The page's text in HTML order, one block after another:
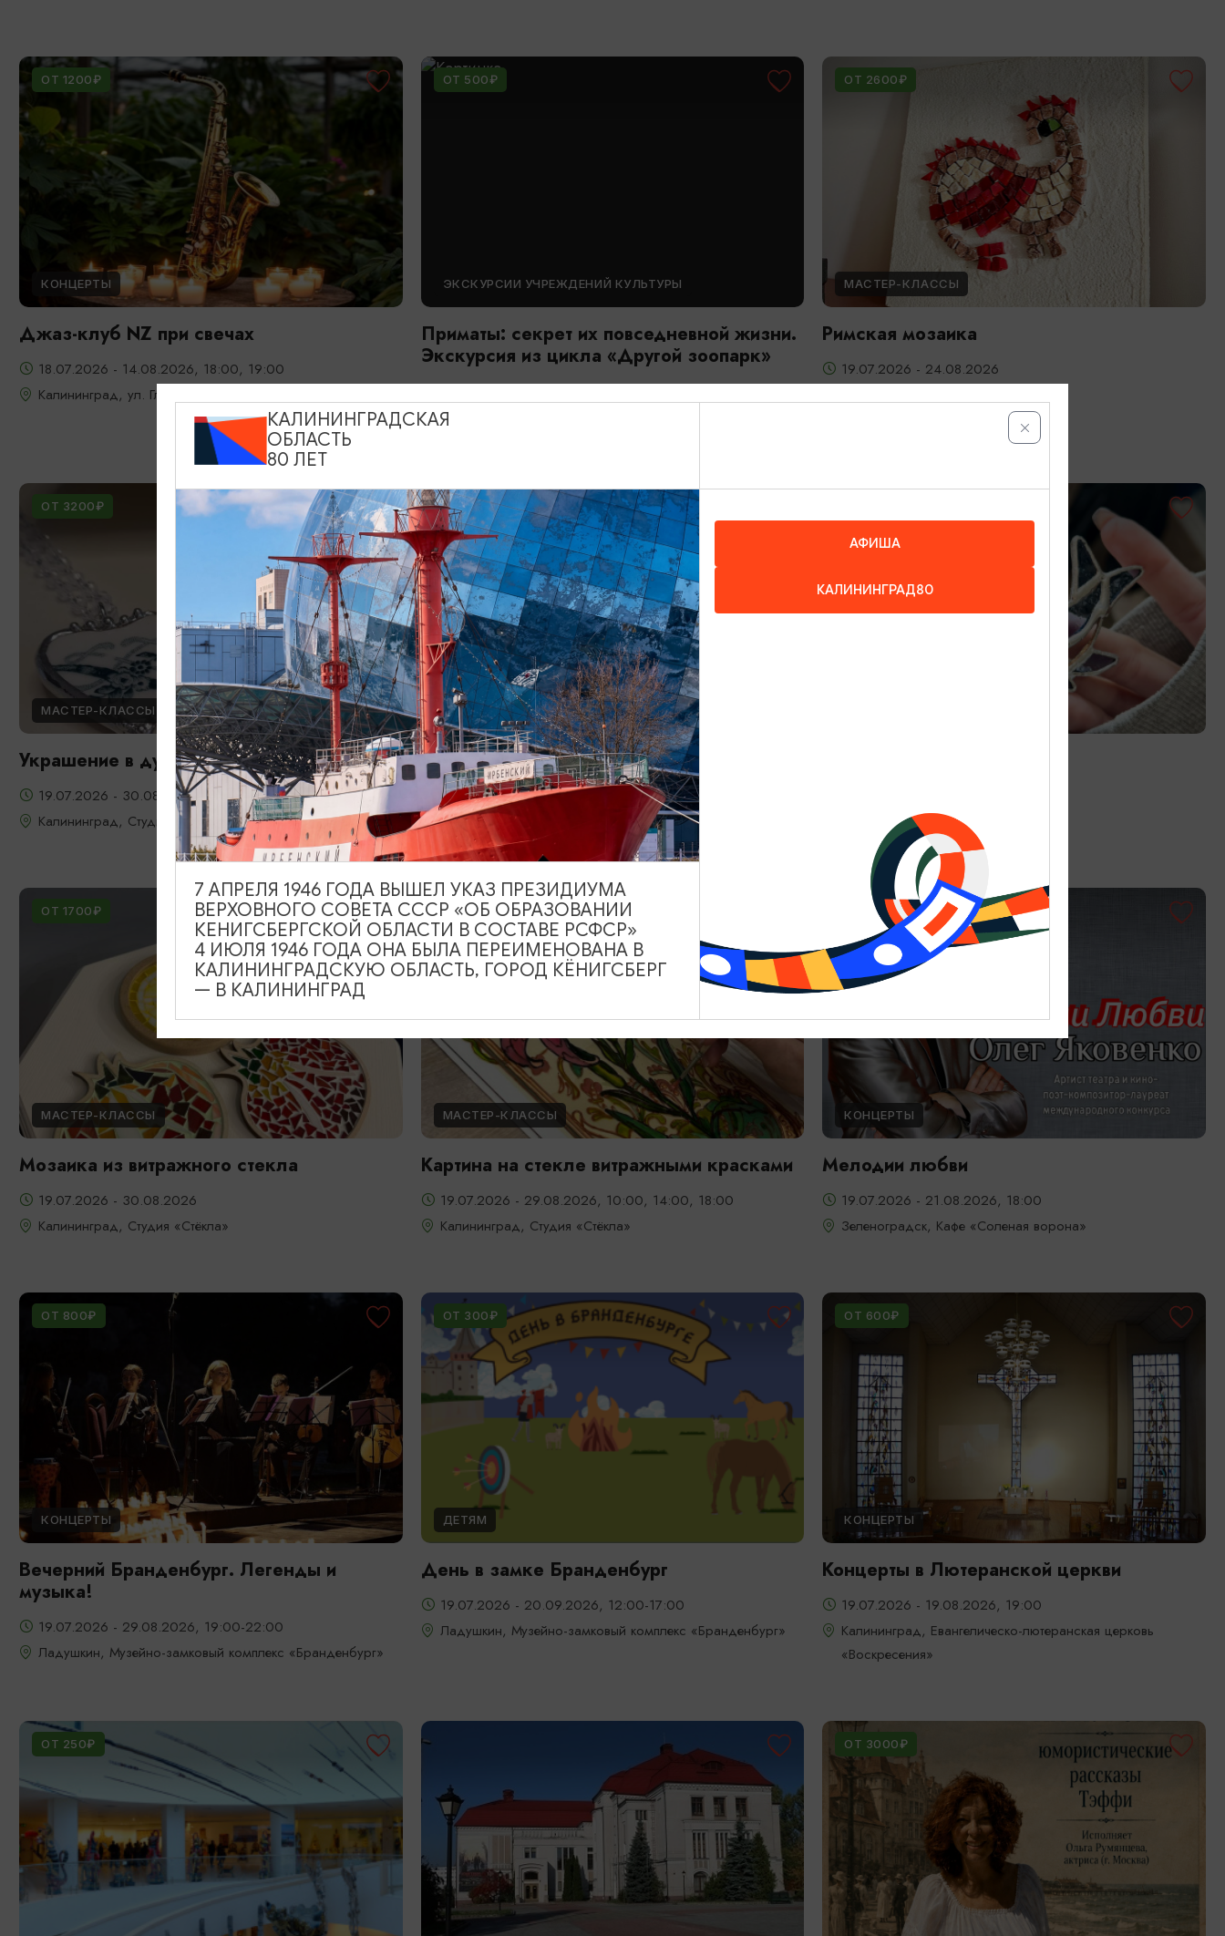
ОТ 1200₽
КОНЦЕРТЫ
Джаз-клуб NZ при свечах
18.07.2026 - 14.08.2026, 18:00, 19:00
Калининград, ул. Глазунова, 9
ОТ 500₽
ЭКСКУРСИИ УЧРЕЖДЕНИЙ КУЛЬТУРЫ
Приматы: секрет их повседневной жизни.
Экскурсия из цикла «Другой зоопарк»
Калининград, Калининградский зоопарк
ОТ 2600₽
МАСТЕР-КЛАССЫ
Римская мозаика
19.07.2026 - 24.08.2026
ОТ 3200₽
МАСТЕР-КЛАССЫ
Украшение в духе старого Кенигсберга
19.07.2026 - 30.08.2026
Калининград, Студия «Стёкла»
ОТ 2800₽
МАСТЕР-КЛАССЫ
Мозаика в технике Тренкадис
19.07.2026 - 28.08.2026, 10:00, 18:00
Калининград, Студия «Стёкла»
Калининград, Студия «Стёкла»
ОТ 1700₽
МАСТЕР-КЛАССЫ
Мозаика из витражного стекла
19.07.2026 - 30.08.2026
Калининград, Студия «Стёкла»
ОТ 2200₽
МАСТЕР-КЛАССЫ
Картина на стекле витражными красками
19.07.2026 - 29.08.2026, 10:00, 14:00, 18:00
Калининград, Студия «Стёкла»
ОТ 3000₽
КОНЦЕРТЫ
Мелодии любви
19.07.2026 - 21.08.2026, 18:00
Зеленоградск, Кафе «Соленая ворона»
ОТ 800₽
КОНЦЕРТЫ
Вечерний Бранденбург. Легенды и
музыка!
19.07.2026 - 29.08.2026, 19:00-22:00
Ладушкин, Музейно-замковый комплекс «Бранденбург»
ОТ 300₽
ДЕТЯМ
День в замке Бранденбург
19.07.2026 - 20.09.2026, 12:00-17:00
Ладушкин, Музейно-замковый комплекс «Бранденбург»
ОТ 600₽
КОНЦЕРТЫ
Концерты в Лютеранской церкви
19.07.2026 - 19.08.2026, 19:00
Калининград, Евангелическо-лютеранская церковь
«Воскресения»
ОТ 250₽ ОТ 3000₽
КАЛИНИНГРАДСКАЯ
ОБЛАСТЬ
80 ЛЕТ
АФИША
КАЛИНИНГРАД80
7 АПРЕЛЯ 1946 ГОДА ВЫШЕЛ УКАЗ ПРЕЗИДИУМА
ВЕРХОВНОГО СОВЕТА СССР «ОБ ОБРАЗОВАНИИ
КЕНИГСБЕРГСКОЙ ОБЛАСТИ В СОСТАВЕ РСФСР»
4 ИЮЛЯ 1946 ГОДА ОНА БЫЛА ПЕРЕИМЕНОВАНА В
КАЛИНИНГРАДСКУЮ ОБЛАСТЬ, ГОРОД КЁНИГСБЕРГ
— В КАЛИНИНГРАД